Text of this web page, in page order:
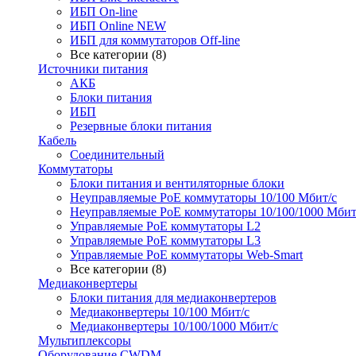
ИБП On-line
ИБП Online NEW
ИБП для коммутаторов Off-line
Все категории (8)
Источники питания
АКБ
Блоки питания
ИБП
Резервные блоки питания
Кабель
Соединительный
Коммутаторы
Блоки питания и вентиляторные блоки
Неуправляемые PoE коммутаторы 10/100 Мбит/с
Неуправляемые PoE коммутаторы 10/100/1000
Управляемые PoE коммутаторы L2
Управляемые PoE коммутаторы L3
Управляемые PoE коммутаторы Web-Smart
Все категории (8)
Медиаконвертеры
Блоки питания для медиаконвертеров
Медиаконвертеры 10/100 Мбит/с
Медиаконвертеры 10/100/1000 Мбит/c
Мультиплексоры